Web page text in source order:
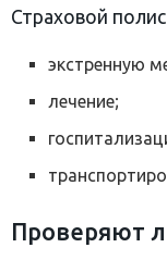
Страховой
экстренную
лечение;
Проверяют